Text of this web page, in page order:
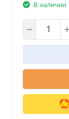
В наличии